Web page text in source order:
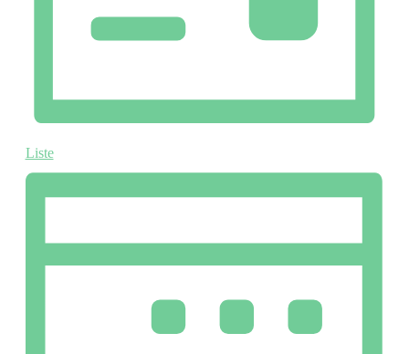
Liste